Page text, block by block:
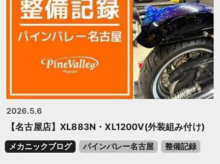
2026.5.6
【名古屋店】XL883N・XL1200V(外装組み付け)
メカニックブログ パインバレー名古屋 整備記録